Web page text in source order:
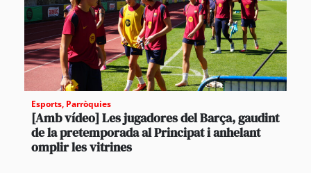
Esports, Parròquies
[Amb vídeo] Les jugadores del Barça, gaudint
de la pretemporada al Principat i anhelant
omplir les vitrines